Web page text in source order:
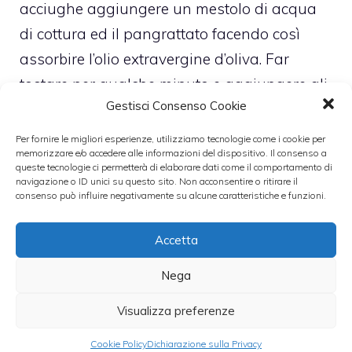
Gestisci Consenso Cookie
Per fornire le migliori esperienze, utilizziamo tecnologie come i cookie per
memorizzare e/o accedere alle informazioni del dispositivo. Il consenso a
queste tecnologie ci permetterà di elaborare dati come il comportamento di
navigazione o ID unici su questo sito. Non acconsentire o ritirare il
consenso può influire negativamente su alcune caratteristiche e funzioni.
Accetta
Nega
Visualizza preferenze
Cookie PolicyDichiarazione sulla Privacy
acciughe aggiungere un mestolo di acqua
di cottura ed il pangrattato facendo così
assorbire l’olio extravergine d’oliva. Far
tostare per qualche minuto e aggiungere gli
spaghetti cotti al dente. Amalgamare il tutto
facendo si che il pangrattato aderisca agli
spaghetti. Servirli ben caldi. Buon appetito!
Leggi anche:
con pomodorini e
Spaghetti
crema d'arancia e